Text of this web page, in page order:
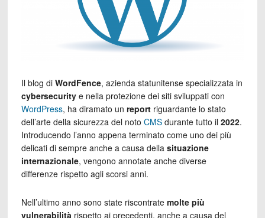
Il blog di WordFence, azienda statunitense specializzata in
cybersecuritye nella protezione dei siti sviluppati con
WordPress, ha diramato un reportriguardante lo stato
dell’arte della sicurezza del noto CMSdurante tutto il 2022.
Introducendo l’anno appena terminato come uno dei più
delicati di sempre anche a causa della situazione
internazionale, vengono annotate anche diverse
differenze rispetto agli scorsi anni.
Nell’ultimo anno sono state riscontrate molte più
vulnerabilità rispetto ai precedenti, anche a causa del